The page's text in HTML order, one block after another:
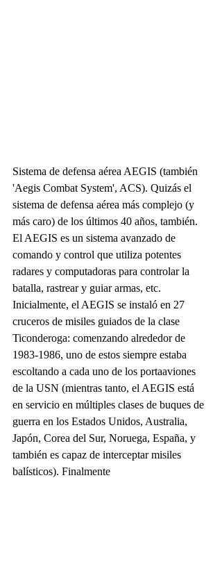
Sistema de defensa aérea AEGIS (también
'Aegis Combat System', ACS). Quizás el
sistema de defensa aérea más complejo (y
más caro) de los últimos 40 años, también.
El AEGIS es un sistema avanzado de
comando y control que utiliza potentes
radares y computadoras para controlar la
batalla, rastrear y guiar armas, etc.
Inicialmente, el AEGIS se instaló en 27
cruceros de misiles guiados de la clase
Ticonderoga: comenzando alrededor de
1983-1986, uno de estos siempre estaba
escoltando a cada uno de los portaaviones
de la USN (mientras tanto, el AEGIS está
en servicio en múltiples clases de buques de
guerra en los Estados Unidos, Australia,
Japón, Corea del Sur, Noruega, España, y
también es capaz de interceptar misiles
balísticos). Finalmente